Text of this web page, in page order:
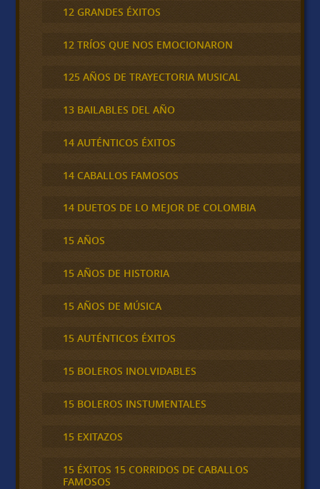
12 GRANDES ÉXITOS
12 TRÍOS QUE NOS EMOCIONARON
125 AÑOS DE TRAYECTORIA MUSICAL
13 BAILABLES DEL AÑO
14 AUTÉNTICOS ÉXITOS
14 CABALLOS FAMOSOS
14 DUETOS DE LO MEJOR DE COLOMBIA
15 AÑOS
15 AÑOS DE HISTORIA
15 AÑOS DE MÚSICA
15 AUTÉNTICOS ÉXITOS
15 BOLEROS INOLVIDABLES
15 BOLEROS INSTUMENTALES
15 EXITAZOS
15 ÉXITOS 15 CORRIDOS DE CABALLOS
FAMOSOS